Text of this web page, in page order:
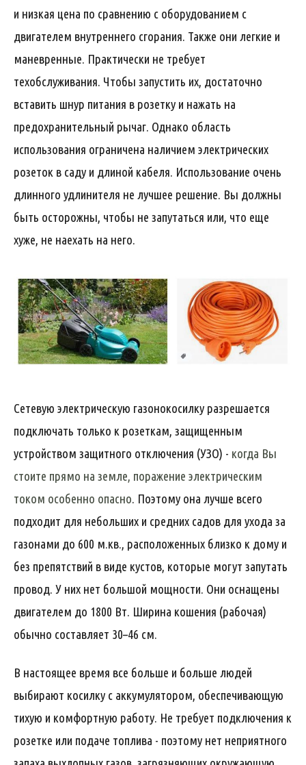
и низкая цена по сравнению с оборудованием с
двигателем внутреннего сгорания. Также они легкие и
маневренные. Практически не требует
техобслуживания. Чтобы запустить их, достаточно
вставить шнур питания в розетку и нажать на
предохранительный рычаг. Однако область
использования ограничена наличием электрических
розеток в саду и длиной кабеля. Использование очень
длинного удлинителя не лучшее решение. Вы должны
быть осторожны, чтобы не запутаться или, что еще
хуже, не наехать на него.
Сетевую электрическую газонокосилку разрешается
подключать только к розеткам, защищенным
устройством защитного отключения (УЗО) - когда Вы
стоите прямо на земле, поражение электрическим
током особенно опасно. Поэтому она лучше всего
подходит для небольших и средних садов для ухода за
газонами до 600 м.кв., расположенных близко к дому и
без препятствий в виде кустов, которые могут запутать
провод. У них нет большой мощности. Они оснащены
двигателем до 1800 Вт. Ширина кошения (рабочая)
обычно составляет 30–46 см.
В настоящее время все больше и больше людей
выбирают косилку с аккумулятором, обеспечивающую
тихую и комфортную работу. Не требует подключения к
розетке или подаче топлива - поэтому нет неприятного